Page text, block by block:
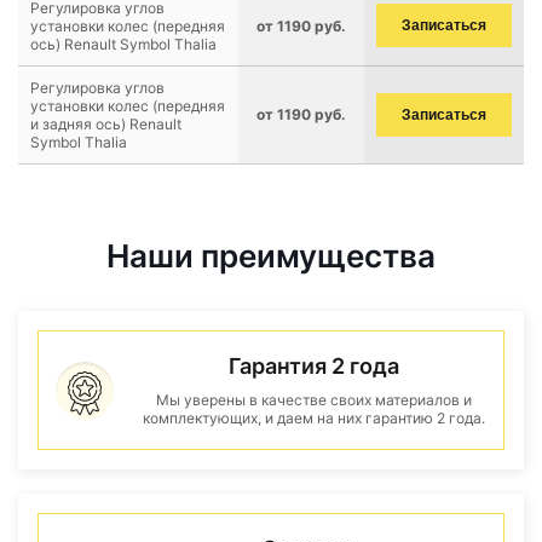
Регулировка углов
установки колес (передняя
ось) Renault Symbol Thalia
от 1190 руб. Записаться
Регулировка углов
установки колес (передняя
и задняя ось) Renault
Symbol Thalia
от 1190 руб. Записаться
Наши преимущества
Гарантия 2 года
Мы уверены в качестве своих материалов и
комплектующих, и даем на них гарантию 2 года.